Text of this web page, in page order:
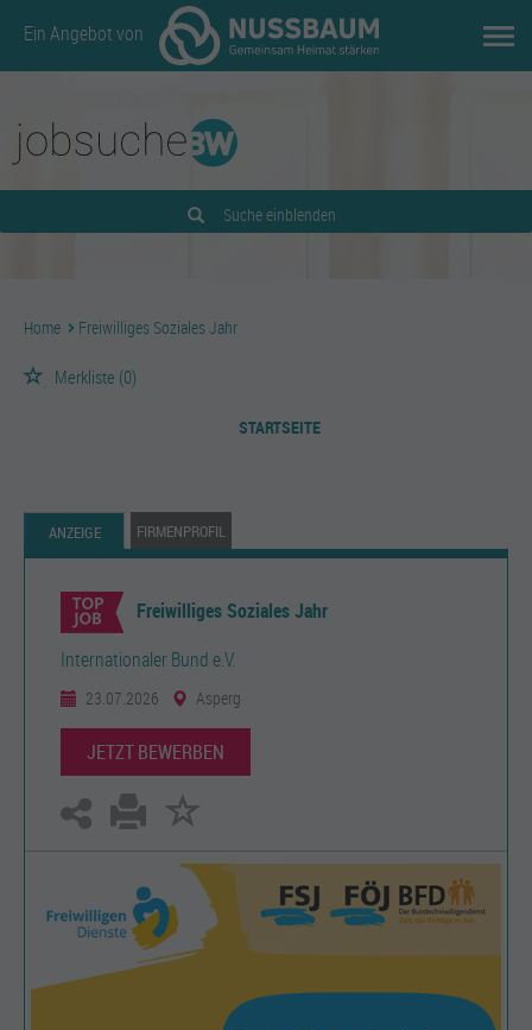
Ein Angebot von
Suche einblenden
Home Freiwilliges Soziales Jahr
Merkliste (0)
STARTSEITE
ANZEIGE FIRMENPROFIL
Freiwilliges Soziales Jahr
Internationaler Bund e.V.
23.07.2026 Asperg
JETZT BEWERBEN